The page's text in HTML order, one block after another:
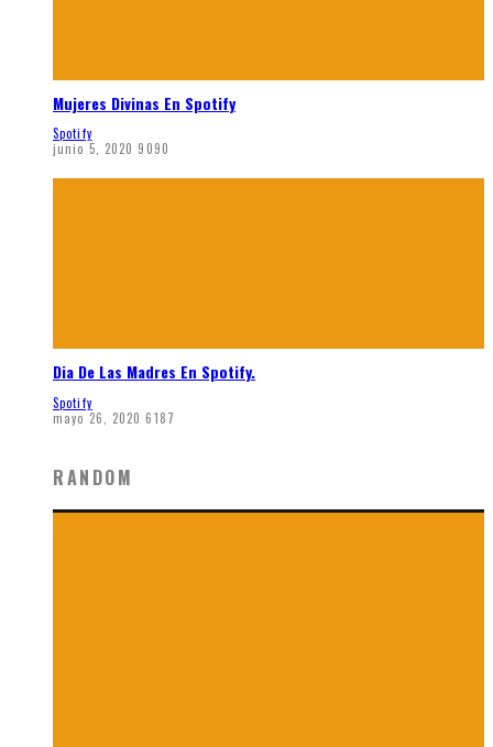
Mujeres Divinas En Spotify
Spotify
junio 5, 2020 9090
Dia De Las Madres En Spotify.
Spotify
mayo 26, 2020 6187
RANDOM